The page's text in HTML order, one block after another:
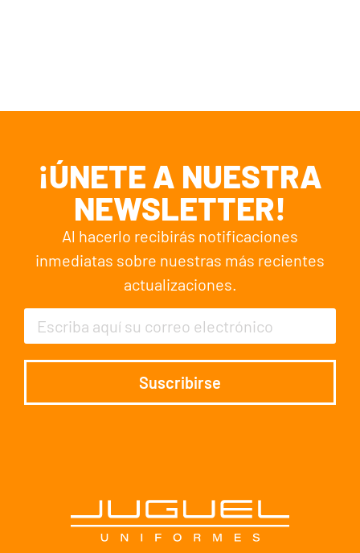
¡ÚNETE A NUESTRA
NEWSLETTER!
Al hacerlo recibirás notificaciones
inmediatas sobre nuestras más recientes
actualizaciones.
Suscribirse